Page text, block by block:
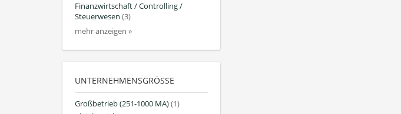
Finanzwirtschaft / Controlling /
Steuerwesen (3)
mehr anzeigen »
UNTERNEHMENSGRÖSSE
Großbetrieb (251-1000 MA)(1)